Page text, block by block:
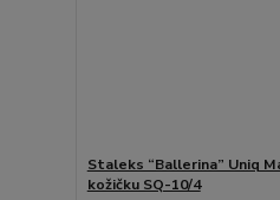
Staleks “Ballerina” Uniq
kožičku SQ-10/4